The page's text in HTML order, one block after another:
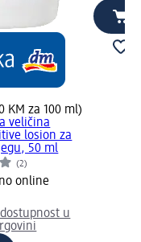
KM za 100 ml)
veličina
losion za
50 ml
(2)
online
u